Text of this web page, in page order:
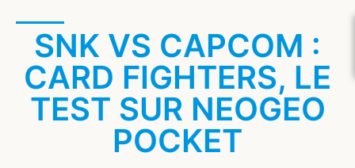
SNK VS CAPCOM :
CARD FIGHTERS, LE
TEST SUR NEOGEO
POCKET